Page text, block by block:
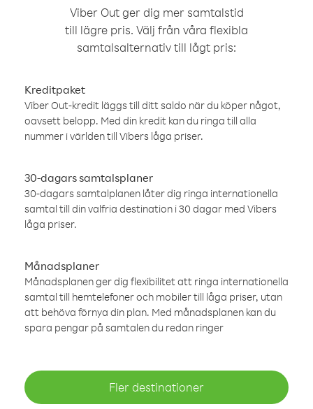
Viber Out ger dig mer samtalstid
till lägre pris. Välj från våra flexibla
samtalsalternativ till lågt pris:
Kreditpaket
Viber Out-kredit läggs till ditt saldo när du köper något,
oavsett belopp. Med din kredit kan du ringa till alla
nummer i världen till Vibers låga priser.
30-dagars samtalsplaner
30-dagars samtalplanen låter dig ringa internationella
samtal till din valfria destination i 30 dagar med Vibers
låga priser.
Månadsplaner
Månadsplanen ger dig flexibilitet att ringa internationella
samtal till hemtelefoner och mobiler till låga priser, utan
att behöva förnya din plan. Med månadsplanen kan du
spara pengar på samtalen du redan ringer
Fler destinationer